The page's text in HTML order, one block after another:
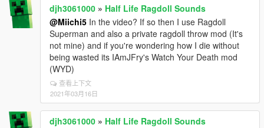
djh3061000 » Half Life Ragdoll Sounds
@Miichi5 In the video? If so then I use Ragdoll
Superman and also a private ragdoll throw mod (It's
not mine) and if you're wondering how I die without
being wasted its IAmJFry's Watch Your Death mod
(WYD)
查看上下文
2021年03月16日
djh3061000 » Half Life Ragdoll Sounds